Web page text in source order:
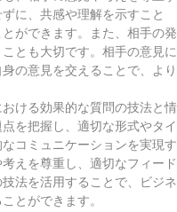
に、共感や理解を示すこと
ができます。また、相手の発
とも大切です。相手の意見に
の意見を交えることで、より
ける効果的な質問の技法と情
を把握し、適切な形式やタイ
コミュニケーションを実現す
えを尊重し、適切なフィード
法を活用することで、ビジネ
とができます。